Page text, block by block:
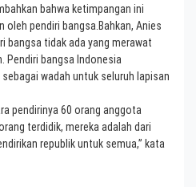
bahwa ketimpangan ini
oleh pendiri bangsa.Bahkan, Anies
bangsa tidak ada yang merawat
Pendiri bangsa Indonesia
wadah untuk seluruh lapisan
pendirinya 60 orang anggota
terdidik, mereka adalah dari
republik untuk semua,” kata